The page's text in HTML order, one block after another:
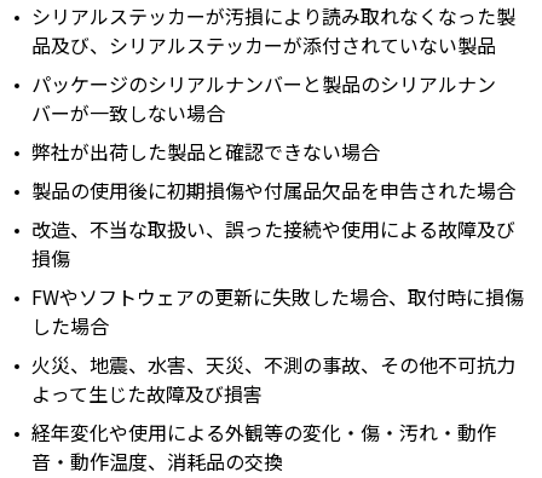
シリアルステッカーが汚損により読み取れなくなった製
品及び、シリアルステッカーが添付されていない製品
パッケージのシリアルナンバーと製品のシリアルナン
バーが一致しない場合
弊社が出荷した製品と確認できない場合
製品の使用後に初期損傷や付属品欠品を申告された場合
改造、不当な取扱い、誤った接続や使用による故障及び
損傷
FWやソフトウェアの更新に失敗した場合、取付時に損傷
した場合
火災、地震、水害、天災、不測の事故、その他不可抗力
よって生じた故障及び損害
経年変化や使用による外観等の変化・傷・汚れ・動作
音・動作温度、消耗品の交換